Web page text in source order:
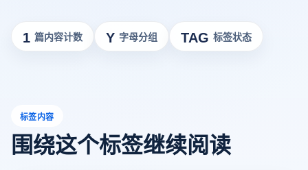
1 篇内容计数 Y 字母分组 TAG 标签状态
标签内容
围绕这个标签继续阅读